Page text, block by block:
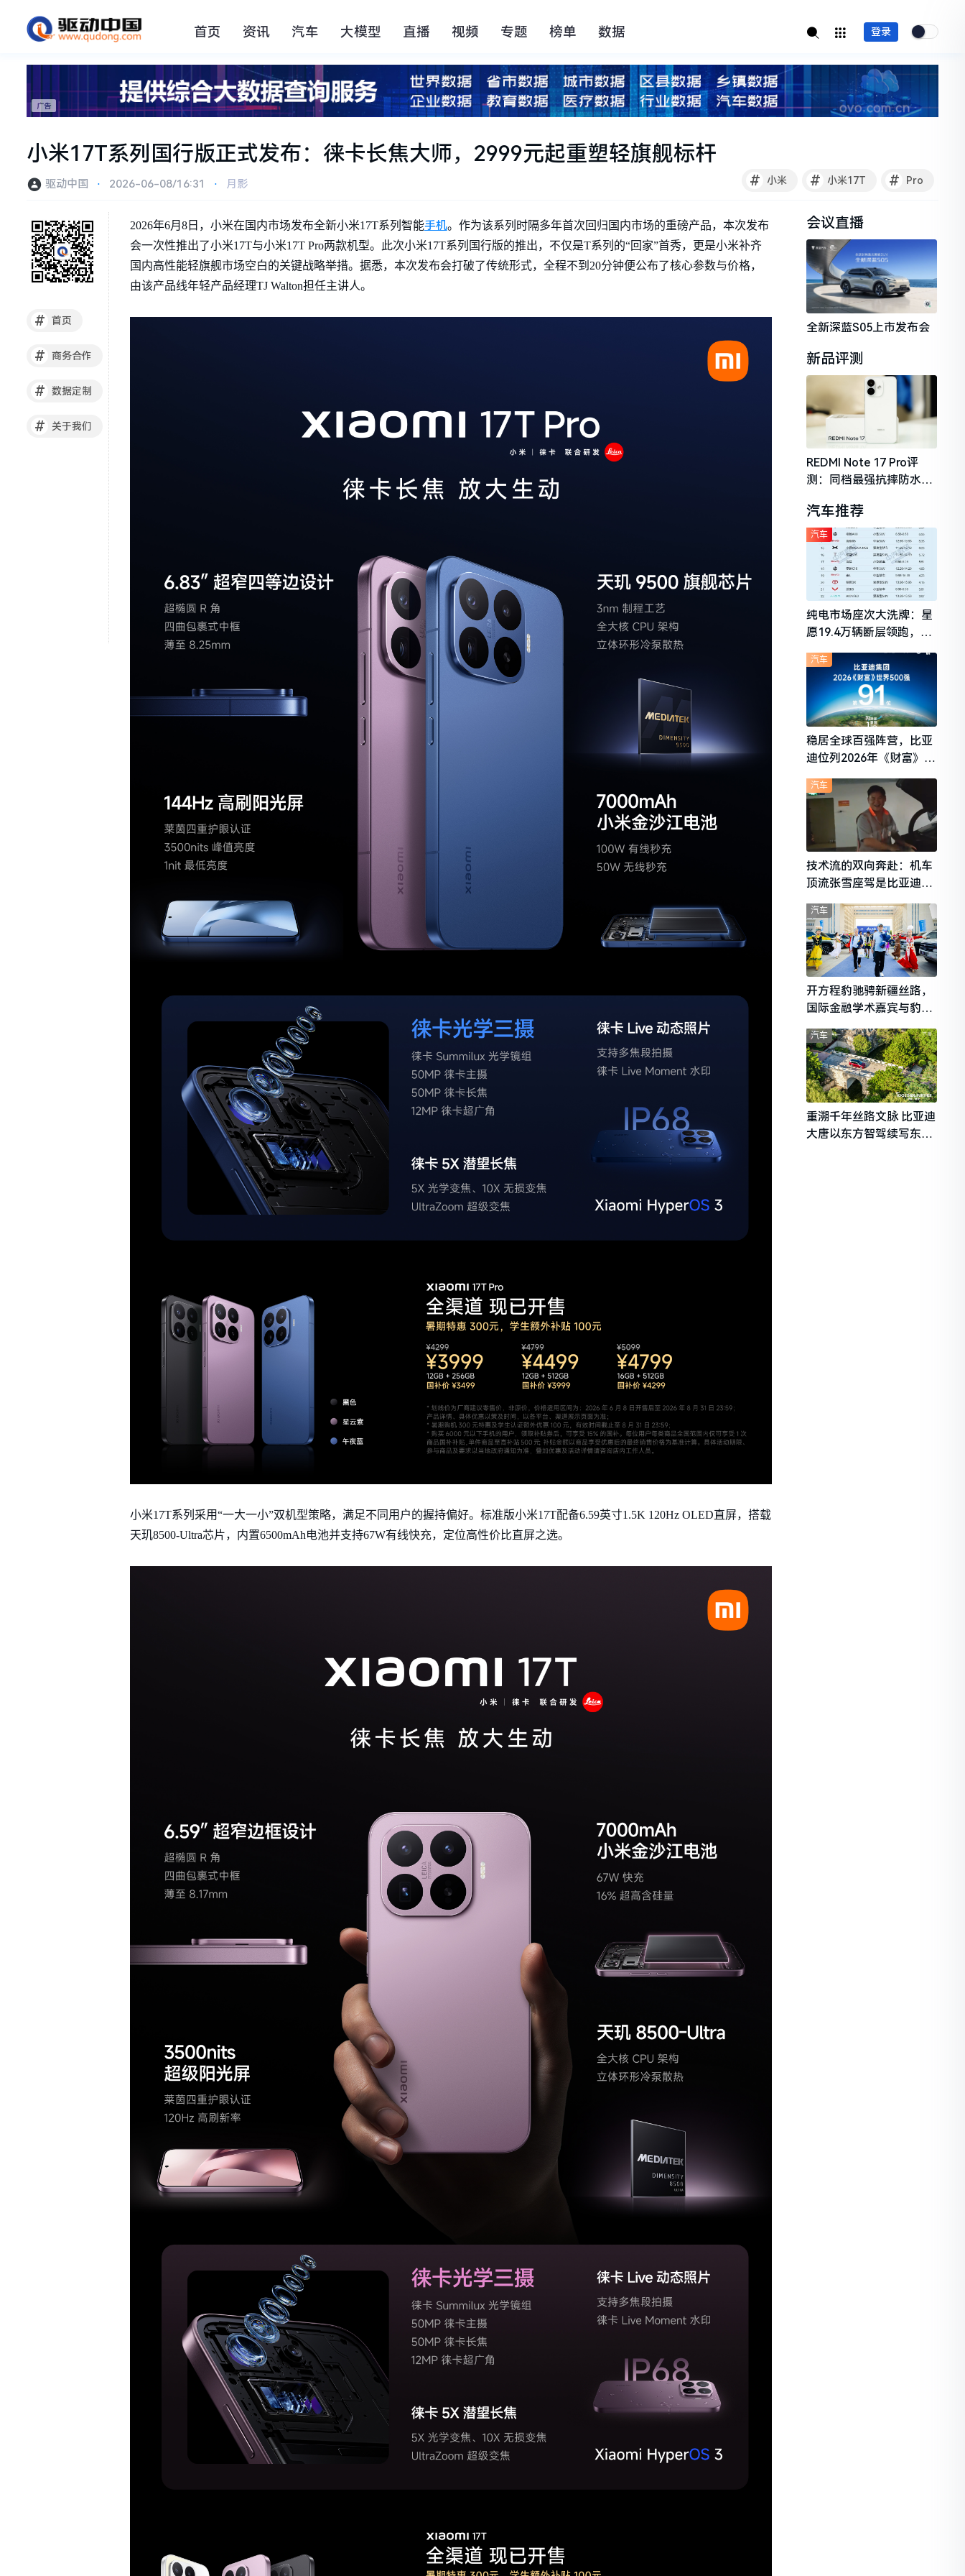
首页 资讯 汽车 大模型 直播 视频 专题 榜单 数据 登录
小米17T系列国行版正式发布：徕卡长焦大师，2999元起重塑轻旗舰标杆
# 小米 # 小米17T # Pro
驱动中国 ⋅ 2026-06-08/16:31 ⋅ 月影
# 首页
# 商务合作
# 数据定制
# 关于我们
2026年6月8日，小米在国内市场发布全新小米17T系列智能手机。作为该系列时隔多年首次回归国内市场的重磅产品，本次发布
会一次性推出了小米17T与小米17T Pro两款机型。此次小米17T系列国行版的推出，不仅是T系列的“回家”首秀，更是小米补齐
国内高性能轻旗舰市场空白的关键战略举措。据悉，本次发布会打破了传统形式，全程不到20分钟便公布了核心参数与价格，
由该产品线年轻产品经理TJ Walton担任主讲人。
小米17T系列采用“一大一小”双机型策略，满足不同用户的握持偏好。标准版小米17T配备6.59英寸1.5K 120Hz OLED直屏，搭载
天玑8500-Ultra芯片，内置6500mAh电池并支持67W有线快充，定位高性价比直屏之选。
会议直播
全新深蓝S05上市发布会
新品评测
REDMI Note 17 Pro评
测：同档最强抗摔防水，
守门员
汽车推荐
纯电市场座次大洗牌：星
愿19.4万辆断层领跑，理
想i6成最强黑马
汽车
稳居全球百强阵营，比亚
迪位列2026年《财富》世
汽车
技术流的双向奔赴：机车
顶流张雪座驾是比亚迪秦
L
汽车
开方程豹驰骋新疆丝路，
国际金融学术嘉宾与豹友
共赴山海热爱
汽车
重溯千年丝路文脉 比亚迪
大唐以东方智驾续写东西
汽车